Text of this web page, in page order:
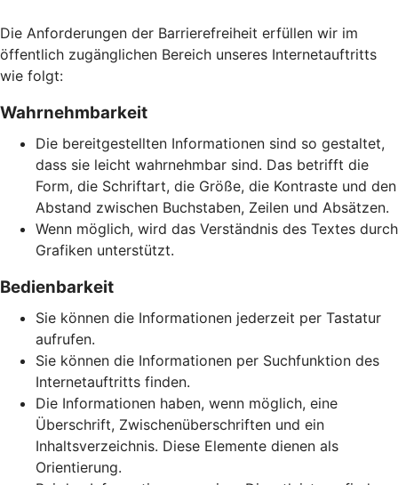
Die Anforderungen der Barrierefreiheit erfüllen wir im
öffentlich zugänglichen Bereich unseres Internetauftritts
wie folgt:
Wahrnehmbarkeit
Die bereitgestellten Informationen sind so gestaltet,
dass sie leicht wahrnehmbar sind. Das betrifft die
Form, die Schriftart, die Größe, die Kontraste und den
Abstand zwischen Buchstaben, Zeilen und Absätzen.
Wenn möglich, wird das Verständnis des Textes durch
Grafiken unterstützt.
Bedienbarkeit
Sie können die Informationen jederzeit per Tastatur
aufrufen.
Sie können die Informationen per Suchfunktion des
Internetauftritts finden.
Die Informationen haben, wenn möglich, eine
Überschrift, Zwischenüberschriften und ein
Inhaltsverzeichnis. Diese Elemente dienen als
Orientierung.